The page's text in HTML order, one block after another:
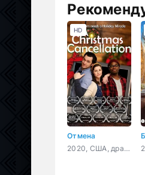
Отмена
2020, США, драма
HD